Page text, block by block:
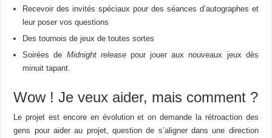
Recevoir des invités spéciaux pour des séances d’autographes et
leur poser vos questions
Des tournois de jeux de toutes sortes
Soirées de Midnight releasepour jouer aux nouveaux jeux dès
minuit tapant.
Wow ! Je veux aider, mais comment ?
Le projet est encore en évolution et on demande la rétroaction des
gens pour aider au projet, question de s’aligner dans une direction